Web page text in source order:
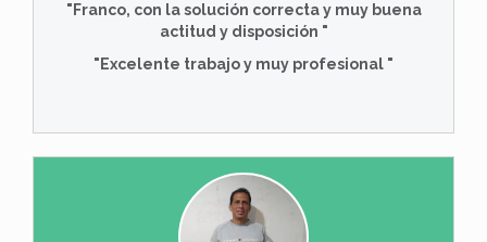
"Franco, con la solución correcta y muy buena
actitud y disposición "
"Excelente trabajo y muy profesional "